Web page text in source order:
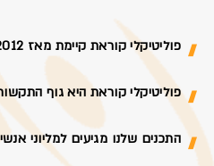
פוליטיקלי קוראת קיימת מאז 2012.
פוליטיקלי קוראת היא גוף
התכנים שלנו מגיעים למליוני